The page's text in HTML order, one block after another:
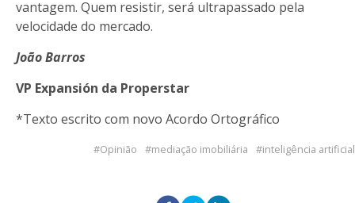
vantagem. Quem resistir, será ultrapassado pela
velocidade do mercado.
João Barros
VP Expansión da Properstar
*Texto escrito com novo Acordo Ortográfico
Opinião mediação imobiliária inteligência artificial